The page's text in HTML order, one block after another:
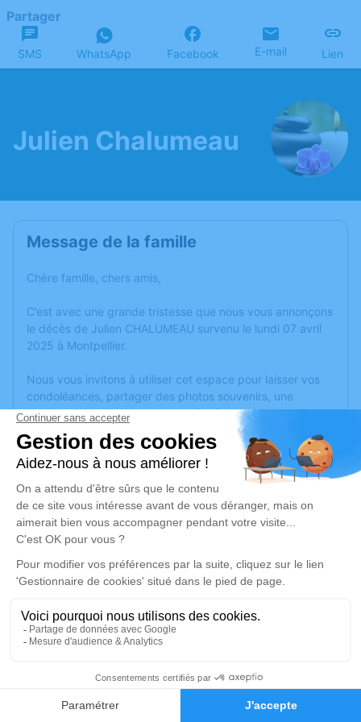
Faire-part Hommages
Partager
SMS WhatsApp Facebook E-mail Lien
Julien Chalumeau
Message de la famille
Chère famille, chers amis,
C’est avec une grande tristesse que nous vous annonçons
le décès de Julien CHALUMEAU survenu le lundi 07 avril
2025 à Montpellier.
Nous vous invitons à utiliser cet espace pour laisser vos
condoléances, partager des photos souvenirs, une
anecdote ou exprimer vos pensées à travers des poèmes
ou des textes. Cet endroit est un lieu d'expression dédié à
honorer la mémoire de Julien CHALUMEAU.
Un service de plantation d’arbre hommage estdisponible
mardi 22 avril 2025 à 10h00
St Leonard d'Angers
359 Rue Saint-Léonard